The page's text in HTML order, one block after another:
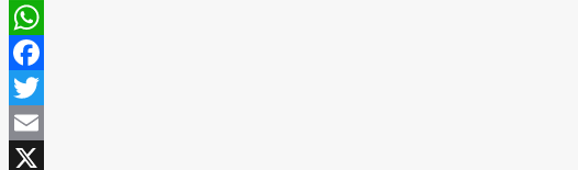
WhatsApp
Facebook
Twitter
Email